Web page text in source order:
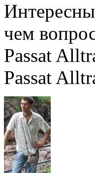
чем
Passat
Passat